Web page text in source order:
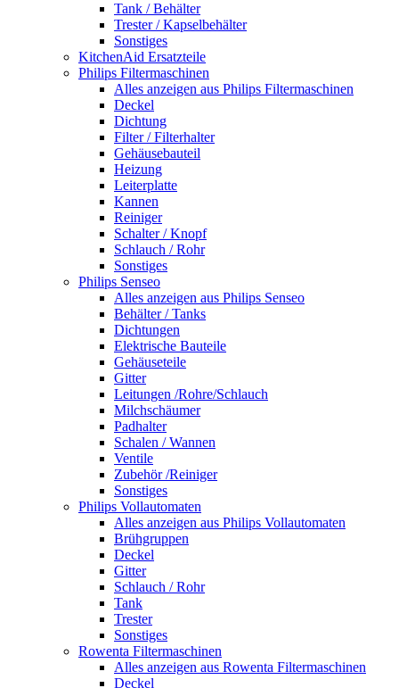
Tank / Behälter
Trester / Kapselbehälter
Sonstiges
KitchenAid Ersatzteile
Philips Filtermaschinen
Alles anzeigen aus Philips Filtermaschinen
Deckel
Dichtung
Filter / Filterhalter
Gehäusebauteil
Heizung
Leiterplatte
Kannen
Reiniger
Schalter / Knopf
Schlauch / Rohr
Sonstiges
Philips Senseo
Alles anzeigen aus Philips Senseo
Behälter / Tanks
Dichtungen
Elektrische Bauteile
Gehäuseteile
Gitter
Leitungen /Rohre/Schlauch
Milchschäumer
Padhalter
Schalen / Wannen
Ventile
Zubehör /Reiniger
Sonstiges
Philips Vollautomaten
Alles anzeigen aus Philips Vollautomaten
Brühgruppen
Deckel
Gitter
Schlauch / Rohr
Tank
Trester
Sonstiges
Rowenta Filtermaschinen
Alles anzeigen aus Rowenta Filtermaschinen
Deckel